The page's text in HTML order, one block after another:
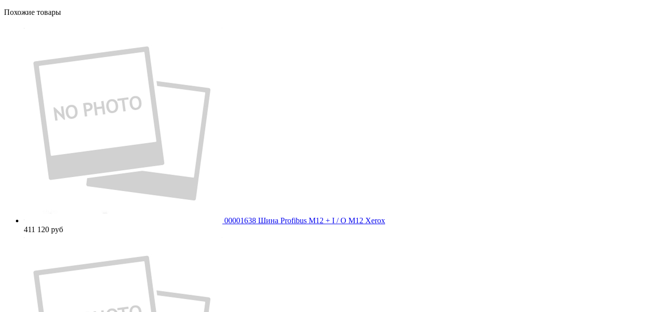
Похожие товары
00001638 Шина Profibus M12 + I / O M12 Xerox
411 120 руб